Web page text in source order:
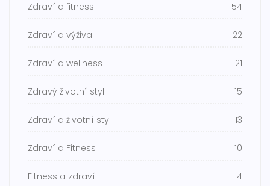
Zdraví a fitness 54
Zdraví a výživa 22
Zdraví a wellness 21
Zdravý životní styl 15
Zdraví a životní styl 13
Zdraví a Fitness 10
Fitness a zdraví 4